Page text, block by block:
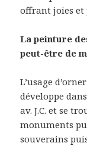
offrant joies et
La peinture
peut-être de
L’usage
développe
av. J.C. et se
monuments
souverains